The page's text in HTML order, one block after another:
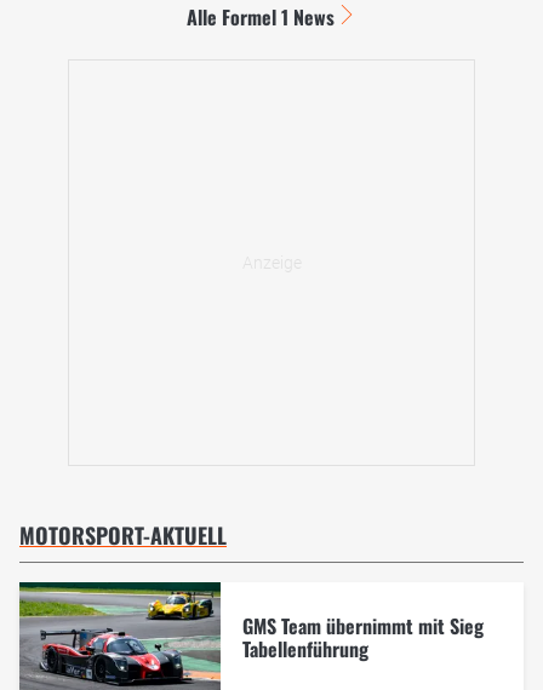
Alle Formel 1 News
MOTORSPORT-AKTUELL
GMS Team übernimmt mit Sieg
Tabellenführung